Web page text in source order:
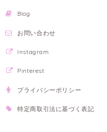
Blog
お問い合わせ
Instagram
Pinterest
プライバシーポリシー
特定商取引法に基づく表記